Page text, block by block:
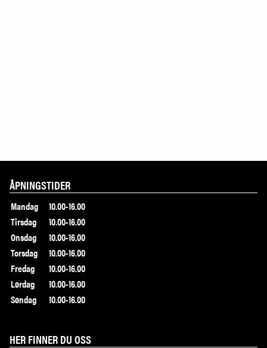
ÅPNINGSTIDER
Mandag
10.00-16.00
Tirsdag
10.00-16.00
Onsdag
10.00-16.00
Torsdag
10.00-16.00
Fredag
10.00-16.00
Lørdag
10.00-16.00
Søndag
10.00-16.00
HER FINNER DU OSS